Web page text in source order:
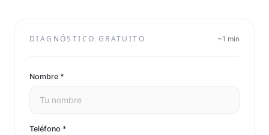
DIAGNÓSTICO GRATUITO ~1 min
Nombre *
Teléfono *